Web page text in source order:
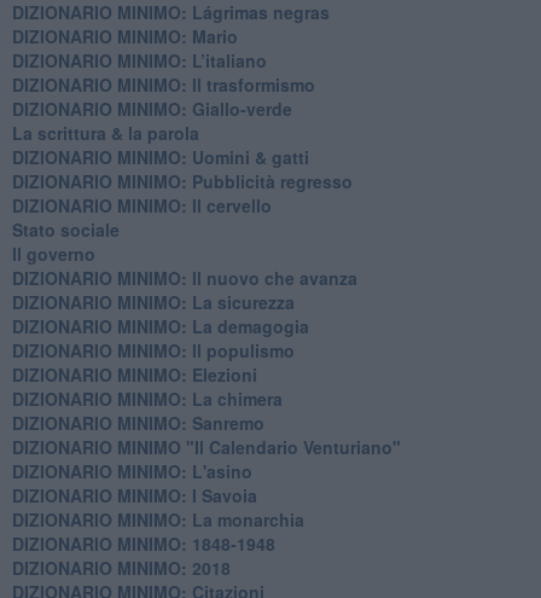
DIZIONARIO MINIMO: ​Lágrimas negras
DIZIONARIO MINIMO: Mario
DIZIONARIO MINIMO: L’italiano
DIZIONARIO MINIMO: Il trasformismo
DIZIONARIO MINIMO: Giallo-verde
La scrittura & la parola
​DIZIONARIO MINIMO: Uomini & gatti
DIZIONARIO MINIMO: ​Pubblicità regresso
DIZIONARIO MINIMO: Il cervello
Stato sociale
Il governo
DIZIONARIO MINIMO: Il nuovo che avanza
DIZIONARIO MINIMO: La sicurezza
DIZIONARIO MINIMO: La demagogia
DIZIONARIO MINIMO: Il populismo
DIZIONARIO MINIMO: Elezioni
DIZIONARIO MINIMO: La chimera
DIZIONARIO MINIMO: Sanremo
DIZIONARIO MINIMO "Il Calendario Venturiano"
DIZIONARIO MINIMO: L'asino
DIZIONARIO MINIMO: I Savoia
DIZIONARIO MINIMO: La monarchia
DIZIONARIO MINIMO: 1848-1948
DIZIONARIO MINIMO: 2018
DIZIONARIO MINIMO: Citazioni